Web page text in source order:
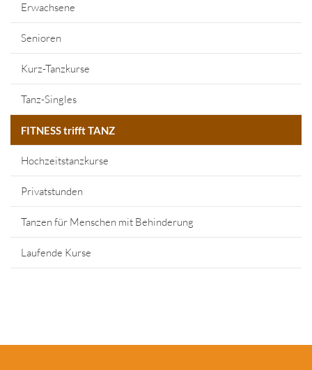
Erwachsene
Senioren
Kurz-Tanzkurse
Tanz-Singles
FITNESS trifft TANZ
Hochzeitstanzkurse
Privatstunden
Tanzen für Menschen mit Behinderung
Laufende Kurse